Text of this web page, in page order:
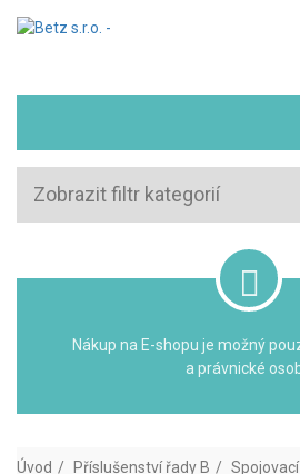
Zobrazit filtr kategorií
Nákup na E-shopu je možný
a právnické
Úvod Příslušenství řady B